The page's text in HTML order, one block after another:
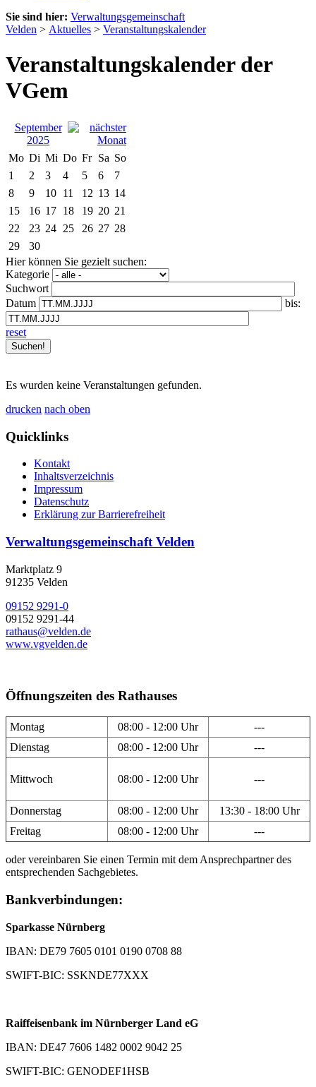
Sie sind hier: Verwaltungsgemeinschaft
Velden > Aktuelles > Veranstaltungskalender
Veranstaltungskalender der
VGem
September
2025
Mo Di Mi Do Fr Sa So
1
2 3 4 5 6
7
8
9 10 11 12 13 14
15
16 17 18 19 20 21
22
23 24 25 26 27 28
29
30
Hier können Sie gezielt suchen:
Kategorie
Suchwort
Datum
bis:
reset
Es wurden keine Veranstaltungen gefunden.
drucken nach oben
Quicklinks
Kontakt
Inhaltsverzeichnis
Impressum
Datenschutz
Erklärung zur Barrierefreiheit
Verwaltungsgemeinschaft Velden
Marktplatz 9
91235 Velden
09152 9291-0
09152 9291-44
rathaus@velden.de
www.vgvelden.de
Öffnungszeiten des Rathauses
Montag 08:00 - 12:00 Uhr
---
Dienstag
08:00 - 12:00 Uhr ---
Mittwoch 08:00 - 12:00 Uhr ---
Donnerstag 08:00 - 12:00 Uhr
13:30 - 18:00 Uhr
Freitag
08:00 - 12:00 Uhr ---
oder vereinbaren Sie einen Termin mit dem Ansprechpartner des
entsprechenden Sachgebietes.
Bankverbindungen:
Sparkasse Nürnberg
IBAN: DE79 7605 0101 0190 0708 88
SWIFT-BIC: SSKNDE77XXX
Raiffeisenbank im Nürnberger Land eG
IBAN: DE47 7606 1482 0002 9042 25
SWIFT-BIC: GENODEF1HSB